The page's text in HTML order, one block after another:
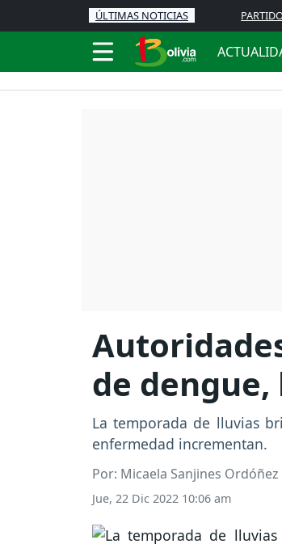
ÚLTIMAS NOTICIAS
de
La temporada de lluvias
enfermedad incrementan.
Por: Micaela Sanjines Ordóñez
Jue, 22 Dic 2022 10:06 am